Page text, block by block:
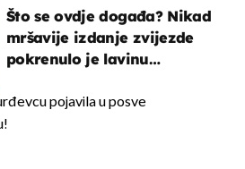
Što se ovdje događa? Nikad
mršavije izdanje zvijezde
pokrenulo je lavinu
pojavila u posve